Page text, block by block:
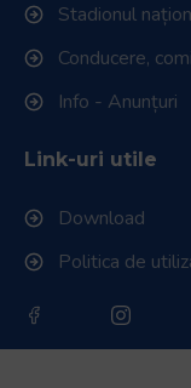
Stadionul
Conducere,
Info - Anunțuri
Link-uri utile
Download
Politica de